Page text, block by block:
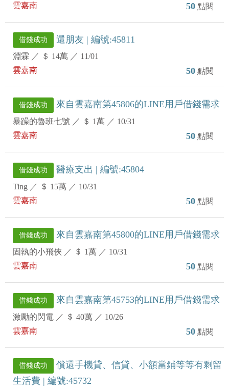
雲嘉南
50 點閱
借錢成功 還朋友 | 編號:45811
淵霖 ／ ＄ 14萬 ／ 11/01
雲嘉南
50 點閱
借錢成功 來自雲嘉南第45806的LINE用戶借錢需求
暴躁的魯班七號 ／ ＄ 1萬 ／ 10/31
雲嘉南
50 點閱
借錢成功 醫療支出 | 編號:45804
Ting ／ ＄ 15萬 ／ 10/31
雲嘉南
50 點閱
借錢成功 來自雲嘉南第45800的LINE用戶借錢需求
固執的小飛俠 ／ ＄ 1萬 ／ 10/31
雲嘉南
50 點閱
借錢成功 來自雲嘉南第45753的LINE用戶借錢需求
激勵的閃電 ／ ＄ 40萬 ／ 10/26
雲嘉南
50 點閱
借錢成功
償還手機貸、信貸、小額當鋪等等有剩留
生活費 | 編號:45732